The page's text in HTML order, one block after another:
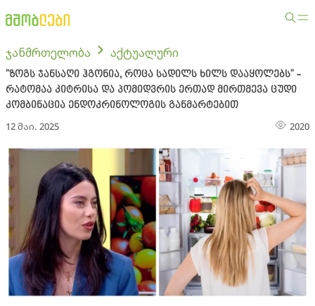
ჯანმრთელობა აქტუალური
"ზოგს ჯანსაღი ჰგონია, როცა სადილს ხილს დააყოლებს" -
რატომაა კიტრისა და პომიდვრის ერთად მირთმევა ცუდი
კომბინაცია ენდოკრინოლოგის განმარტებით
12 მაი. 2025 2020